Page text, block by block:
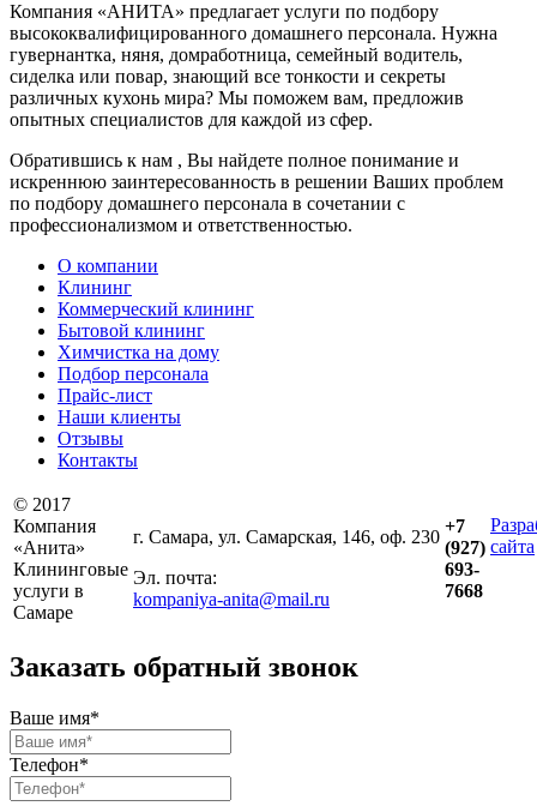
Компания «АНИТА» предлагает услуги по подбору
высококвалифицированного домашнего персонала. Нужна
гувернантка, няня, домработница, семейный водитель,
сиделка или повар, знающий все тонкости и секреты
различных кухонь мира? Мы поможем вам, предложив
опытных специалистов для каждой из сфер.
Обратившись к нам , Вы найдете полное понимание и
искреннюю заинтересованность в решении Ваших проблем
по подбору домашнего персонала в сочетании с
профессионализмом и ответственностью.
О компании
Клининг
Коммерческий клининг
Бытовой клининг
Химчистка на дому
Подбор персонала
Прайс-лист
Наши клиенты
Отзывы
Контакты
© 2017
Компания
«Анита»
Клининговые
услуги в
Самаре
г. Самара, ул. Самарская, 146, оф. 230
Эл. почта:
kompaniya-anita@mail.ru
+7
(927)
693-
7668
сайта
Заказать обратный звонок
Ваше имя*
Телефон*